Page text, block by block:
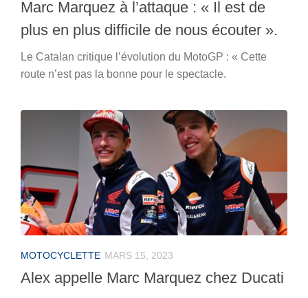
Marc Marquez à l’attaque : « Il est de
plus en plus difficile de nous écouter ».
Le Catalan critique l’évolution du MotoGP : « Cette
route n’est pas la bonne pour le spectacle.
MOTOCYCLETTE MARS 15, 2023
Alex appelle Marc Marquez chez Ducati